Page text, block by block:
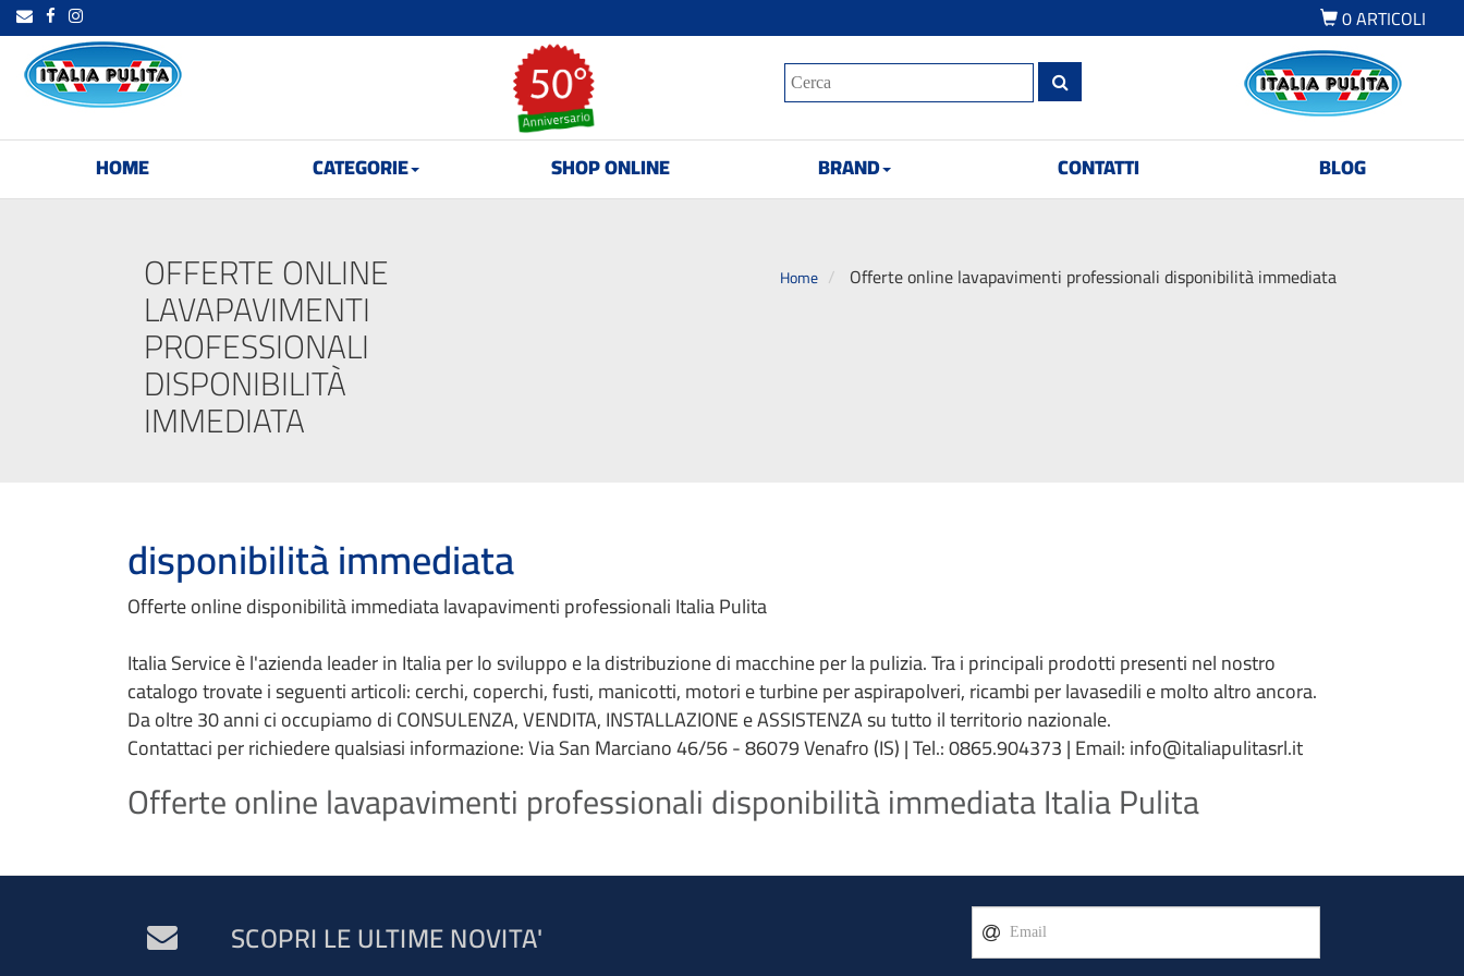
0ARTICOLI
HOME CATEGORIE SHOP ONLINE BRAND CONTATTI BLOG
OFFERTE ONLINE
LAVAPAVIMENTI
PROFESSIONALI
DISPONIBILITÀ
IMMEDIATA
Home Offerte online lavapavimenti professionali disponibilità immediata
disponibilità immediata
Offerte online disponibilità immediata lavapavimenti professionali Italia Pulita
Italia Service è l'azienda leader in Italia per lo sviluppo e la distribuzione di macchine per la pulizia. Tra i principali prodotti presenti nel nostro
catalogo trovate i seguenti articoli: cerchi, coperchi, fusti, manicotti, motori e turbine per aspirapolveri, ricambi per lavasedili e molto altro ancora.
Da oltre 30 anni ci occupiamo di CONSULENZA, VENDITA, INSTALLAZIONE e ASSISTENZA su tutto il territorio nazionale.
Contattaci per richiedere qualsiasi informazione: Via San Marciano 46/56 - 86079 Venafro (IS) | Tel.: 0865.904373 | Email: info@italiapulitasrl.it
Offerte online lavapavimenti professionali disponibilità immediata Italia Pulita
SCOPRI LE ULTIME NOVITA'